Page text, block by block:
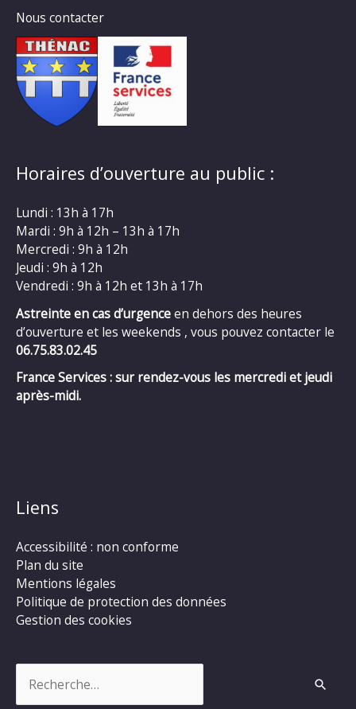
Nous contacter
Horaires d’ouverture au public :
Lundi : 13h à 17h
Mardi : 9h à 12h – 13h à 17h
Mercredi : 9h à 12h
Jeudi : 9h à 12h
Vendredi : 9h à 12h et 13h à 17h
Astreinte en cas d’urgenceen dehors des heures
d’ouverture et les weekends , vous pouvez contacter le
06.75.83.02.45
France Services : sur rendez-vous les mercredi et jeudi
après-midi.
Liens
Accessibilité : non conforme
Plan du site
Mentions légales
Politique de protection des données
Gestion des cookies